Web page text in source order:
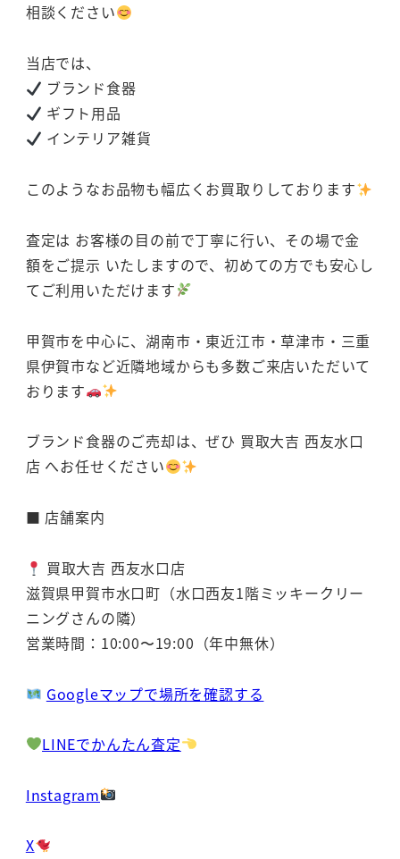
相談ください
当店では、
ブランド食器
ギフト用品
インテリア雑貨
このようなお品物も幅広くお買取りしております
査定は お客様の目の前で丁寧に行い、その場で金
額をご提示 いたしますので、初めての方でも安心し
てご利用いただけます
甲賀市を中心に、湖南市・東近江市・草津市・三重
県伊賀市など近隣地域からも多数ご来店いただいて
おります
ブランド食器のご売却は、ぜひ 買取大吉 西友水口
店 へお任せください
■ 店舗案内
買取大吉 西友水口店
滋賀県甲賀市水口町（水口西友1階ミッキークリー
ニングさんの隣）
営業時間：10:00〜19:00（年中無休）
Googleマップで場所を確認する
LINEでかんたん査定
Instagram
X